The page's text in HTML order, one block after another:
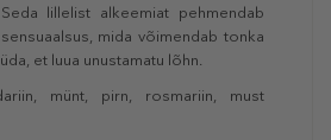
lillelist alkeemiat pehmendab
mida võimendab tonka
et luua unustamatu lõhn.
münt, pirn, rosmariin, must